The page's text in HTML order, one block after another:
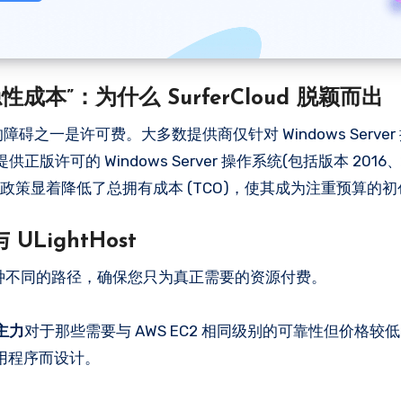
成本”：为什么 SurferCloud 脱颖而出
碍之一是许可费。大多数提供商仅针对 Windows
正版许可的 Windows Server 操作系统(包括版本 2016
策显着降低了总拥有成本 (TCO)，使其成为注重预算的
ULightHost
同的路径，确保您只为真正需要的资源付费。
力对于那些需要与 AWS EC2 相同级别的可靠性但价格较
序而设计。